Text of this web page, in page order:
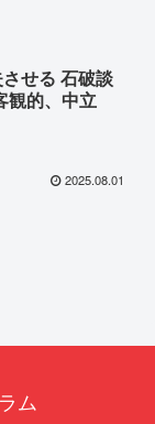
せる 石破談
観的、中立
2025.08.01
ム